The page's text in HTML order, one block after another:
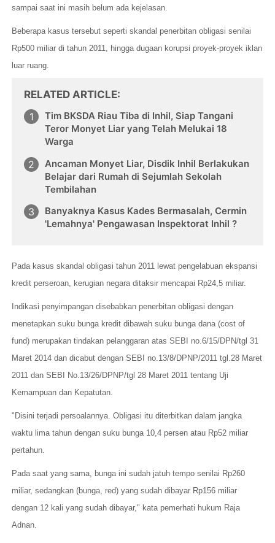
sampai saat ini masih belum ada kejelasan.
Beberapa kasus tersebut seperti skandal penerbitan obligasi senilai
Rp500 miliar di tahun 2011, hingga dugaan korupsi proyek-proyek iklan
luar ruang.
RELATED ARTICLE
Tim BKSDA Riau Tiba di Inhil, Siap Tangani
Teror Monyet Liar yang Telah Melukai 18
Warga
Ancaman Monyet Liar, Disdik Inhil Berlakukan
Belajar dari Rumah di Sejumlah Sekolah
Tembilahan
Banyaknya Kasus Kades Bermasalah, Cermin
'Lemahnya' Pengawasan Inspektorat Inhil ?
Pada kasus skandal obligasi tahun 2011 lewat pengelabuan ekspansi
kredit perseroan, kerugian negara ditaksir mencapai Rp24,5 miliar.
Indikasi penyimpangan disebabkan penerbitan obligasi dengan
menetapkan suku bunga kredit dibawah suku bunga dana (cost of
fund) merupakan tindakan pelanggaran atas SEBI no.6/15/DPN/tgl 31
Maret 2014 dan dicabut dengan SEBI no.13/8/DPNP/2011 tgl.28 Maret
2011 dan SEBI No.13/26/DPNP/tgl 28 Maret 2011 tentang Uji
Kemampuan dan Kepatutan.
"Disini terjadi persoalannya. Obligasi itu diterbitkan dalam jangka
waktu lima tahun dengan suku bunga 10,4 persen atau Rp52 miliar
pertahun.
Pada saat yang sama, bunga ini sudah jatuh tempo senilai Rp260
miliar, sedangkan (bunga, red) yang sudah dibayar Rp156 miliar
dengan 12 kali yang sudah dibayar," kata pemerhati hukum Raja
Adnan.